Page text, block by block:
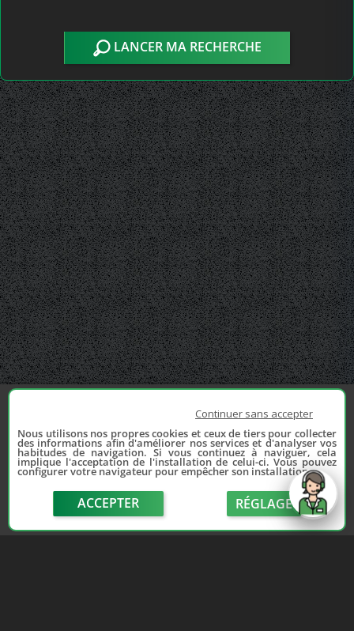
LANCER MA RECHERCHE
Continuer sans accepter
Nous utilisons nos propres cookies et ceux de tiers pour collecter
des informations afin d'améliorer nos services et d'analyser vos
habitudes de navigation. Si vous continuez à naviguer, cela
implique l'acceptation de l'installation de celui-ci. Vous pouvez
configurer votre navigateur pour empêcher son installation.
ACCEPTER RÉGLAGE